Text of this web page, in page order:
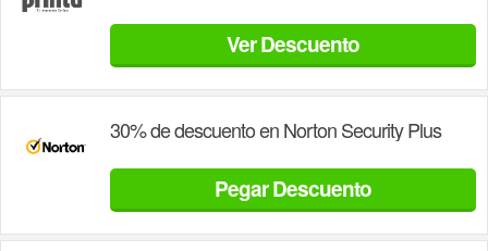
Ver Descuento
30% de descuento en Norton Security Plus
Pegar Descuento